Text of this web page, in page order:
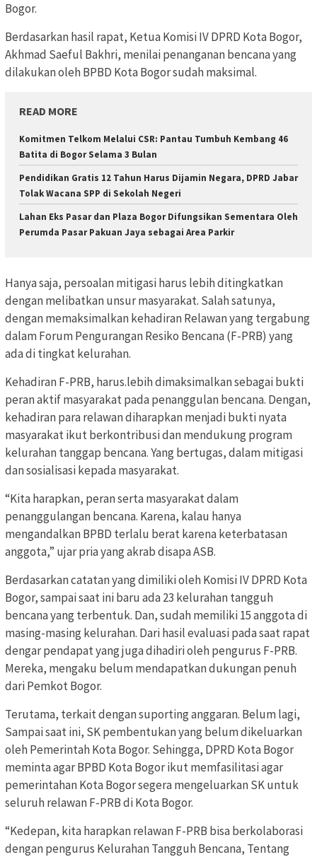
Bogor.
Berdasarkan hasil rapat, Ketua Komisi IV DPRD Kota Bogor,
Akhmad Saeful Bakhri, menilai penanganan bencana yang
dilakukan oleh BPBD Kota Bogor sudah maksimal.
READ MORE
Komitmen Telkom Melalui CSR: Pantau Tumbuh Kembang 46
Batita di Bogor Selama 3 Bulan
Pendidikan Gratis 12 Tahun Harus Dijamin Negara, DPRD Jabar
Tolak Wacana SPP di Sekolah Negeri
Lahan Eks Pasar dan Plaza Bogor Difungsikan Sementara Oleh
Perumda Pasar Pakuan Jaya sebagai Area Parkir
Hanya saja, persoalan mitigasi harus lebih ditingkatkan
dengan melibatkan unsur masyarakat. Salah satunya,
dengan memaksimalkan kehadiran Relawan yang tergabung
dalam Forum Pengurangan Resiko Bencana (F-PRB) yang
ada di tingkat kelurahan.
Kehadiran F-PRB, harus.lebih dimaksimalkan sebagai bukti
peran aktif masyarakat pada penanggulan bencana. Dengan,
kehadiran para relawan diharapkan menjadi bukti nyata
masyarakat ikut berkontribusi dan mendukung program
kelurahan tanggap bencana. Yang bertugas, dalam mitigasi
dan sosialisasi kepada masyarakat.
“Kita harapkan, peran serta masyarakat dalam
penanggulangan bencana. Karena, kalau hanya
mengandalkan BPBD terlalu berat karena keterbatasan
anggota,” ujar pria yang akrab disapa ASB.
Berdasarkan catatan yang dimiliki oleh Komisi IV DPRD Kota
Bogor, sampai saat ini baru ada 23 kelurahan tangguh
bencana yang terbentuk. Dan, sudah memiliki 15 anggota di
masing-masing kelurahan. Dari hasil evaluasi pada saat rapat
dengar pendapat yang juga dihadiri oleh pengurus F-PRB.
Mereka, mengaku belum mendapatkan dukungan penuh
dari Pemkot Bogor.
Terutama, terkait dengan suporting anggaran. Belum lagi,
Sampai saat ini, SK pembentukan yang belum dikeluarkan
oleh Pemerintah Kota Bogor. Sehingga, DPRD Kota Bogor
meminta agar BPBD Kota Bogor ikut memfasilitasi agar
pemerintahan Kota Bogor segera mengeluarkan SK untuk
seluruh relawan F-PRB di Kota Bogor.
“Kedepan, kita harapkan relawan F-PRB bisa berkolaborasi
dengan pengurus Kelurahan Tangguh Bencana, Tentang